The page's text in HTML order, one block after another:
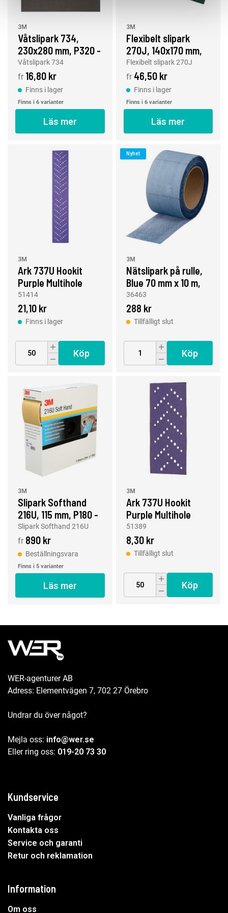
3M
Våtslipark 734,
230x280 mm, P320 -
P1200
Våtslipark 734
fr 16,80 kr
Finns i lager
Finns i 6 varianter
Läs mer
3M
Flexibelt slipark
270J, 140x170 mm,
P400 - P1500
Flexibelt slipark 270J
fr 46,50 kr
Finns i lager
Finns i 6 varianter
Läs mer
3M
Ark 737U Hookit
Purple Multihole
70x396mm 180+
51414
21,10 kr
Finns i lager
Köp
Nyhet
3M
Nätslipark på rulle,
Blue 70 mm x 10 m,
120 korn
36463
288 kr
Tillfälligt slut
Köp
3M
Slipark Softhand
216U, 115 mm, P180 -
P800
Slipark Softhand 216U
fr 890 kr
Beställningsvara
Finns i 5 varianter
Läs mer
3M
Ark 737U Hookit
Purple Multihole
70x127mm 180+
51389
8,30 kr
Tillfälligt slut
Köp
WER-agenturer AB
Adress: Elementvägen 7, 702 27 Örebro
Undrar du över något?
Mejla oss: info@wer.se
Eller ring oss: 019-20 73 30
Kundservice
Vanliga frågor
Kontakta oss
Service och garanti
Retur och reklamation
Information
Om oss